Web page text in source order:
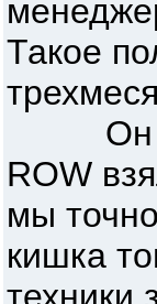
Такое
Он
ROW
мы
кишка